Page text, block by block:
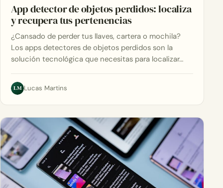
App detector de objetos perdidos: localiza
y recupera tus pertenencias
¿Cansado de perder tus llaves, cartera o mochila?
Los apps detectores de objetos perdidos son la
solución tecnológica que necesitas para localizar…
LM Lucas Martins